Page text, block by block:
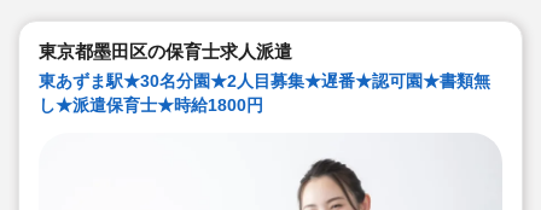
東京都墨田区の保育士求人派遣
東あずま駅★30名分園★2人目募集★遅番★認可園★書類無
し★派遣保育士★時給1800円